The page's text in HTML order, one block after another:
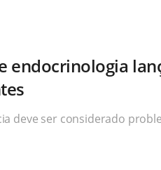
endocrinologia
deve ser considerado